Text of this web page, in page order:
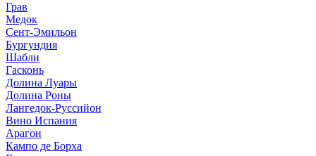
Грав
Медок
Сент-Эмильон
Бургундия
Шабли
Гасконь
Долина Луары
Долина Роны
Лангедок-Руссийон
Вино Испания
Арагон
Кампо де Борха